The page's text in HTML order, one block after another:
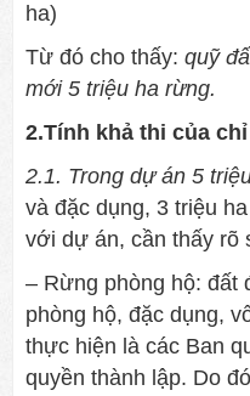
ha)
Từ đó cho thấy: quỹ
mới 5 triệu ha rừng.
2.Tính khả thi của
2.1. Trong dự án 5
và đặc dụng, 3 triệu
với dự án, cần thấy rõ
– Rừng phòng hộ: đất
phòng hộ, đặc dụng,
thực hiện là các Ban
quyền thành lập. Do